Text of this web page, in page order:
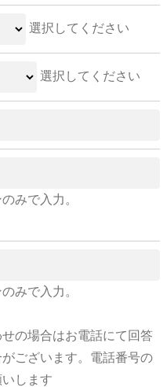
選択してください
選択してください
みで入力。
みで入力。
の場合はお電話にて回答
ございます。電話番号の
します